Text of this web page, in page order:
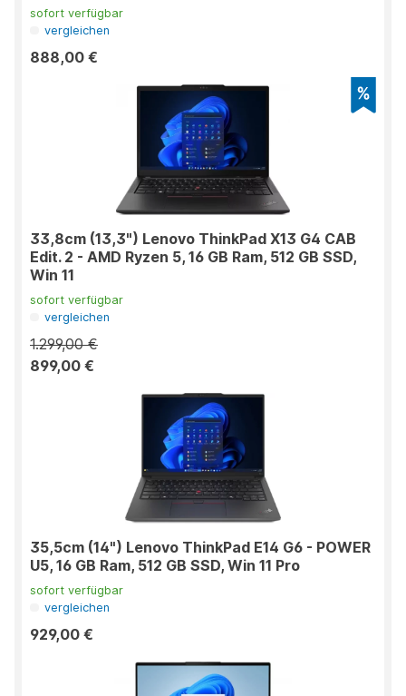
sofort verfügbar
vergleichen
888,00 €
33,8cm (13,3") Lenovo ThinkPad X13 G4 CAB
Edit. 2 - AMD Ryzen 5, 16 GB Ram, 512 GB SSD,
Win 11
sofort verfügbar
vergleichen
1.299,00 €
899,00 €
35,5cm (14") Lenovo ThinkPad E14 G6 - POWER
U5, 16 GB Ram, 512 GB SSD, Win 11 Pro
sofort verfügbar
vergleichen
929,00 €